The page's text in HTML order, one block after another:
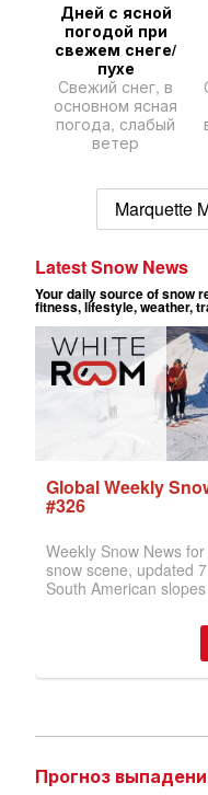
Дней с ясной
погодой при
свежем снеге/
пухе
Свежий снег, в
основном ясная
погода, слабый
ветер
Marquette
Прогноз